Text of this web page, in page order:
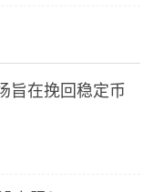
旨在挽回稳定币